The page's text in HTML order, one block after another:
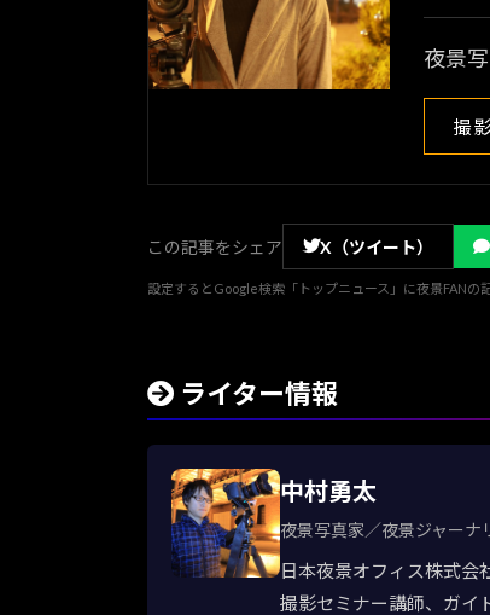
夜景
撮
この記事をシェア X（ツイート）
設定するとGoogle検索「トップニュース」に夜景FANの
ライター情報
中村勇太
夜景写真家／夜景ジャーナ
日本夜景オフィス株式
撮影セミナー講師、ガイ